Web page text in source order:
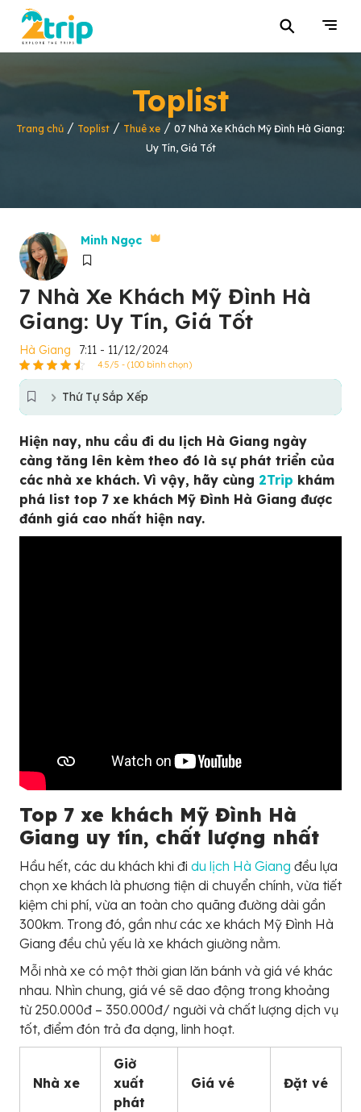
⚲
Toplist
Trang chủ / Toplist / Thuê xe / 07 Nhà Xe Khách Mỹ Đình Hà Giang:
Uy Tín, Giá Tốt
Minh Ngọc
7 Nhà Xe Khách Mỹ Đình Hà
Giang: Uy Tín, Giá Tốt
Hà Giang 7:11 - 11/12/2024
4.5/5 - (100 bình chọn)
Thứ Tự Sắp Xếp
Hiện nay, nhu cầu đi du lịch Hà Giang ngày
càng tăng lên kèm theo đó là sự phát triển của
các nhà xe khách. Vì vậy, hãy cùng 2Trip khám
phá list top 7 xe khách Mỹ Đình Hà Giang được
đánh giá cao nhất hiện nay.
Top 7 xe khách Mỹ Đình Hà
Giang uy tín, chất lượng nhất
Hầu hết, các du khách khi đi du lịch Hà Giang đều lựa
chọn xe khách là phương tiện di chuyển chính, vừa tiết
kiệm chi phí, vừa an toàn cho quãng đường dài gần
300km. Trong đó, gần như các xe khách Mỹ Đình Hà
Giang đều chủ yếu là xe khách giường nằm.
Mỗi nhà xe có một thời gian lăn bánh và giá vé khác
nhau. Nhìn chung, giá vé sẽ dao động trong khoảng
từ 250.000đ – 350.000đ/ người và chất lượng dịch vụ
tốt, điểm đón trả đa dạng, linh hoạt.
Nhà xe
Giờ
xuất
phát
Giá vé Đặt vé